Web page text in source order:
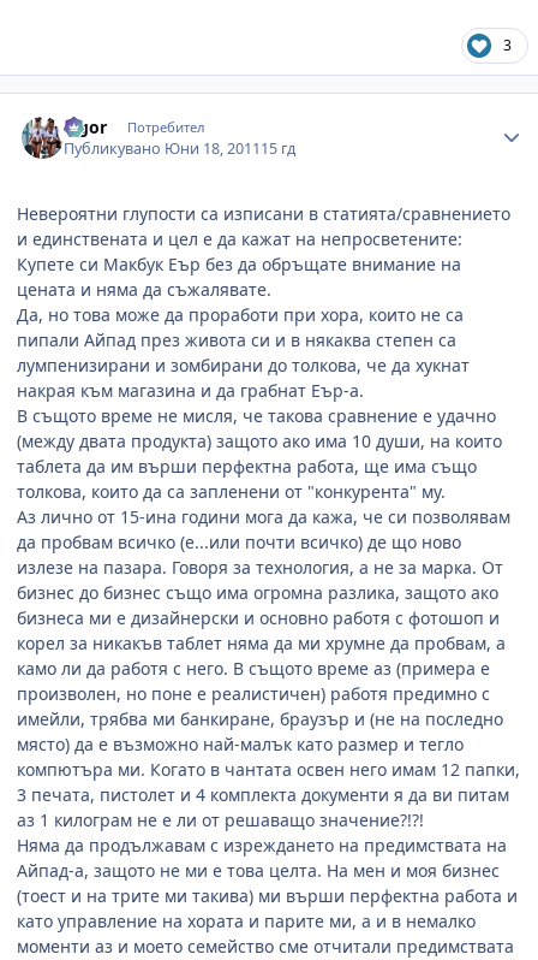
3
algor Потребител
Публикувано Юни 18, 201115 гд
Невероятни глупости са изписани в статията/сравнението
и единствената и цел е да кажат на непросветените:
Купете си Макбук Еър без да обръщате внимание на
цената и няма да съжалявате.
Да, но това може да проработи при хора, които не са
пипали Айпад през живота си и в някаква степен са
лумпенизирани и зомбирани до толкова, че да хукнат
накрая към магазина и да грабнат Еър-а.
В същото време не мисля, че такова сравнение е удачно
(между двата продукта) защото ако има 10 души, на които
таблета да им върши перфектна работа, ще има също
толкова, които да са запленени от "конкурента" му.
Аз лично от 15-ина години мога да кажа, че си позволявам
да пробвам всичко (е...или почти всичко) де що ново
излезе на пазара. Говоря за технология, а не за марка. От
бизнес до бизнес също има огромна разлика, защото ако
бизнеса ми е дизайнерски и основно работя с фотошоп и
корел за никакъв таблет няма да ми хрумне да пробвам, а
камо ли да работя с него. В същото време аз (примера е
произволен, но поне е реалистичен) работя предимно с
имейли, трябва ми банкиране, браузър и (не на последно
място) да е възможно най-малък като размер и тегло
компютъра ми. Когато в чантата освен него имам 12 папки,
3 печата, пистолет и 4 комплекта документи я да ви питам
аз 1 килограм не е ли от решаващо значение?!?!
Няма да продължавам с изреждането на предимствата на
Айпад-а, защото не ми е това целта. На мен и моя бизнес
(тоест и на трите ми такива) ми върши перфектна работа и
като управление на хората и парите ми, а и в немалко
моменти аз и моето семейство сме отчитали предимствата